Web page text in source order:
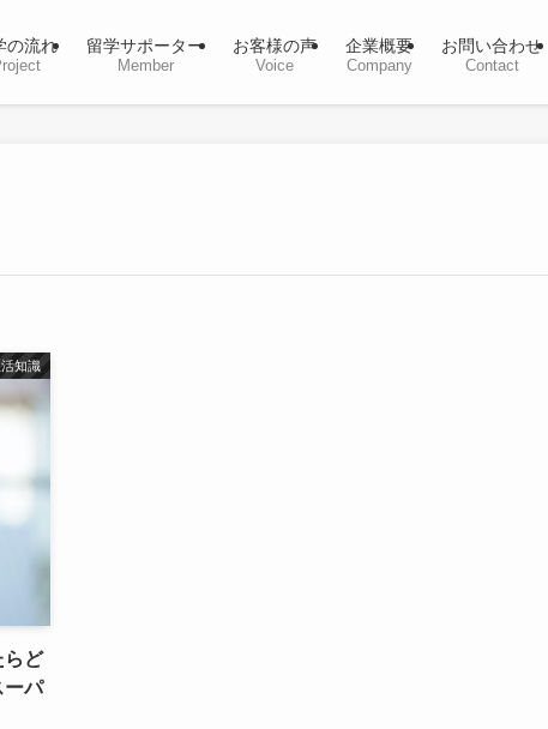
の流れ 留学サポーター
Member
お客様の声
Voice
企業概要
Company
お問い合わせ
Contact
知識
らど
ーパ